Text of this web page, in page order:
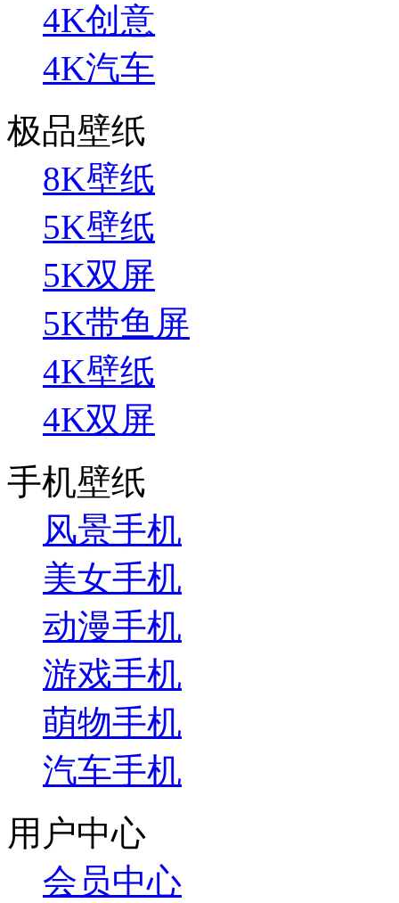
4K创意
4K汽车
极品壁纸
8K壁纸
5K壁纸
5K双屏
5K带鱼屏
4K壁纸
4K双屏
手机壁纸
风景手机
美女手机
动漫手机
游戏手机
萌物手机
汽车手机
用户中心
会员中心